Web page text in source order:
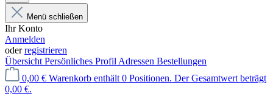
Menü schließen
Ihr Konto
Anmelden
oderregistrieren
Übersicht Persönliches Profil Adressen Bestellungen
0,00 € Warenkorb enthält 0 Positionen. Der Gesamtwert beträgt
0,00 €.